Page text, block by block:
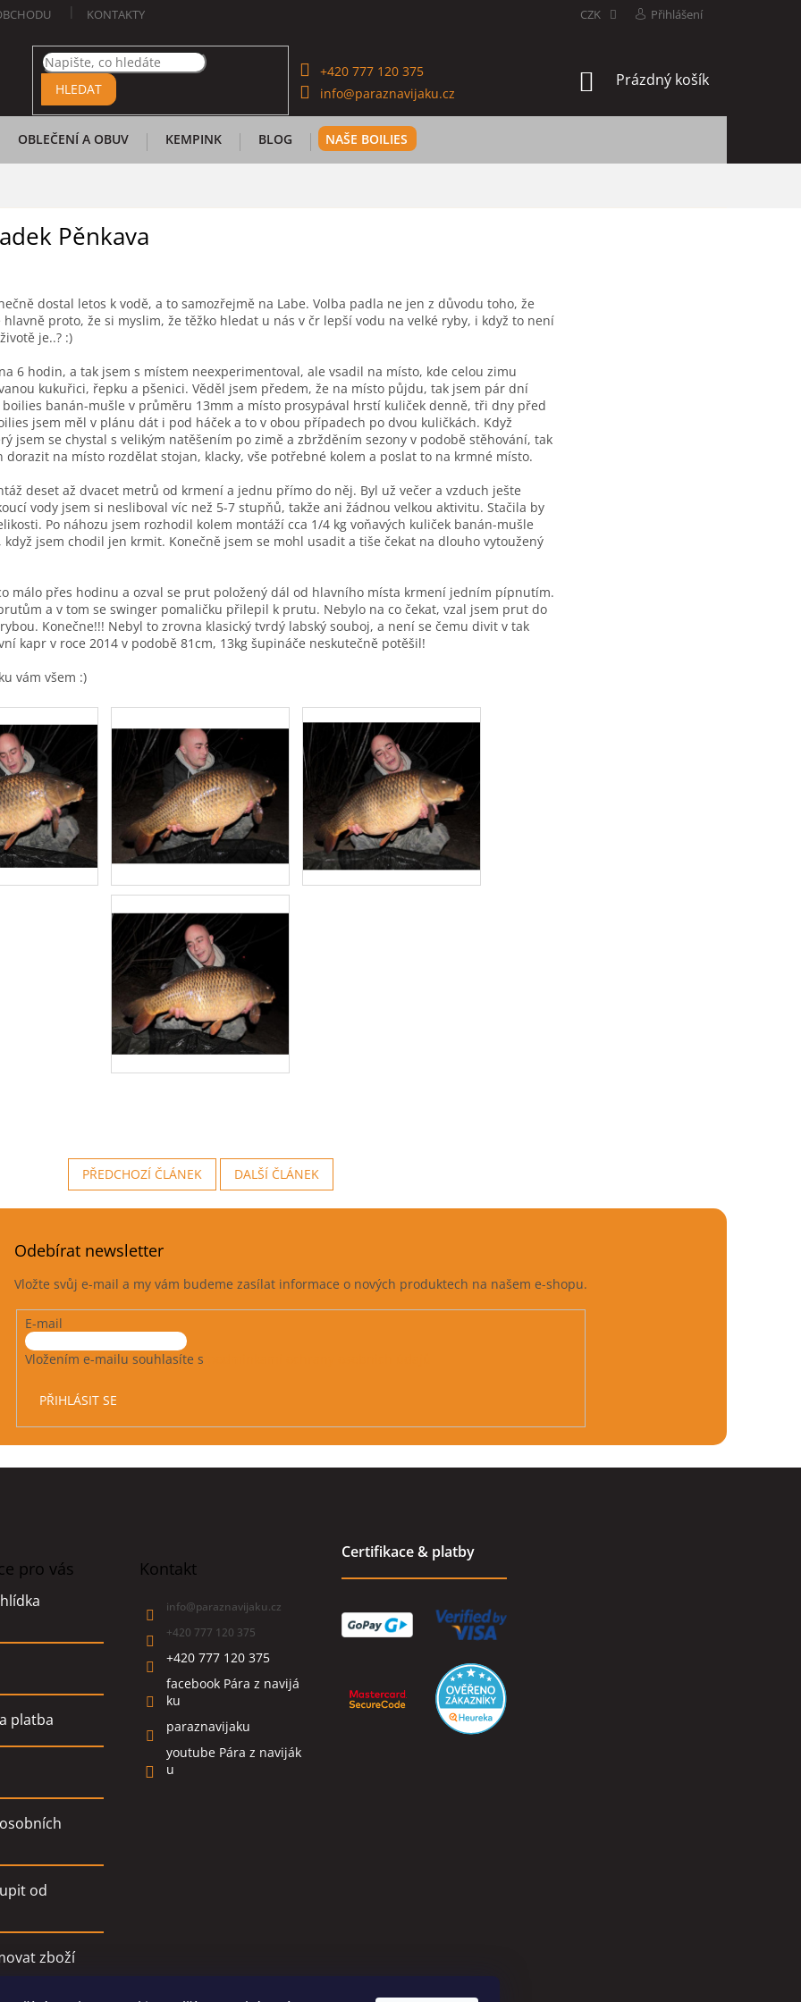
KONTAKTY CZK Přihlášení
HLEDAT
+420 777 120 375
info@paraznavijaku.cz
NÁKUPNÍ
Prázdný košík
OBLEČENÍ A OBUV KEMPINK BLOG NAŠE BOILIES
Pěnkava
dostal letos k vodě, a to samozřejmě na Labe. Volba padla ne jen z důvodu toho, že
proto, že si myslim, že těžko hledat u nás v čr lepší vodu na velké ryby, i když to není
je..? :)
6 hodin, a tak jsem s místem neexperimentoval, ale vsadil na místo, kde celou zimu
kukuřici, řepku a pšenici. Věděl jsem předem, že na místo půjdu, tak jsem pár dní
banán-mušle v průměru 13mm a místo prosypával hrstí kuliček denně, tři dny před
jsem měl v plánu dát i pod háček a to v obou případech po dvou kuličkách. Když
jsem se chystal s velikým natěšením po zimě a zbržděním sezony v podobě stěhování, tak
dorazit na místo rozdělat stojan, klacky, vše potřebné kolem a poslat to na krmné místo.
deset až dvacet metrů od krmení a jednu přímo do něj. Byl už večer a vzduch ješte
vody jsem si nesliboval víc než 5-7 stupňů, takže ani žádnou velkou aktivitu. Stačila by
Po náhozu jsem rozhodil kolem montáží cca 1/4 kg voňavých kuliček banán-mušle
jsem chodil jen krmit. Konečně jsem se mohl usadit a tiše čekat na dlouho vytoužený
málo přes hodinu a ozval se prut položený dál od hlavního místa krmení jedním pípnutím.
a v tom se swinger pomaličku přilepil k prutu. Nebylo na co čekat, vzal jsem prut do
Konečne!!! Nebyl to zrovna klasický tvrdý labský souboj, a není se čemu divit v tak
kapr v roce 2014 v podobě 81cm, 13kg šupináče neskutečně potěšil!
vám všem :)
PŘEDCHOZÍ ČLÁNEK DALŠÍ ČLÁNEK
Odebírat newsletter
Vložte svůj e-mail a my vám budeme zasílat informace o nových produktech na našem e-shopu.
E-mail
Vložením e-mailu souhlasíte s
PŘIHLÁSIT SE
pro vás
platba
od
zboží
Kontakt
info@paraznavijaku.cz
+420 777 120 375
+420 777 120 375
facebook Pára z navijá
ku
paraznavijaku
youtube Pára z naviják
u
Certifikace & platby